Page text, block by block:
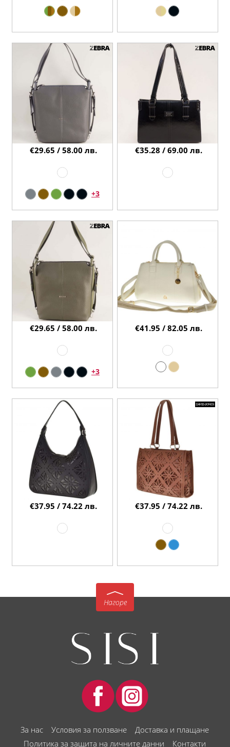
+3
€29.65 / 58.00 лв. €35.28 / 69.00 лв.
+3
€29.65 / 58.00 лв. €41.95 / 82.05 лв.
€37.95 / 74.22 лв. €37.95 / 74.22 лв.
Нагоре
За нас Условия за ползване
Доставка и плащане
Политика за защита на личните данни
Контакти